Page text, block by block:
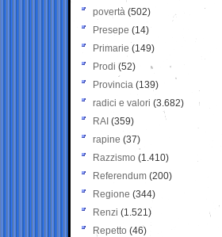
povertà (502)
Presepe (14)
Primarie (149)
Prodi (52)
Provincia (139)
radici e valori (3.682)
RAI (359)
rapine (37)
Razzismo (1.410)
Referendum (200)
Regione (344)
Renzi (1.521)
Repetto (46)